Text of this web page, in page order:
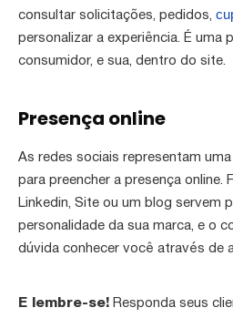
consultar solicitações, pedidos,
personalizar a experiência. É uma
consumidor, e sua, dentro do site.
Presença online
As redes sociais representam
para preencher a presença online.
Linkedin, Site ou um blog servem
personalidade da sua marca, e o
dúvida conhecer você através de
E lembre-se! Responda seus